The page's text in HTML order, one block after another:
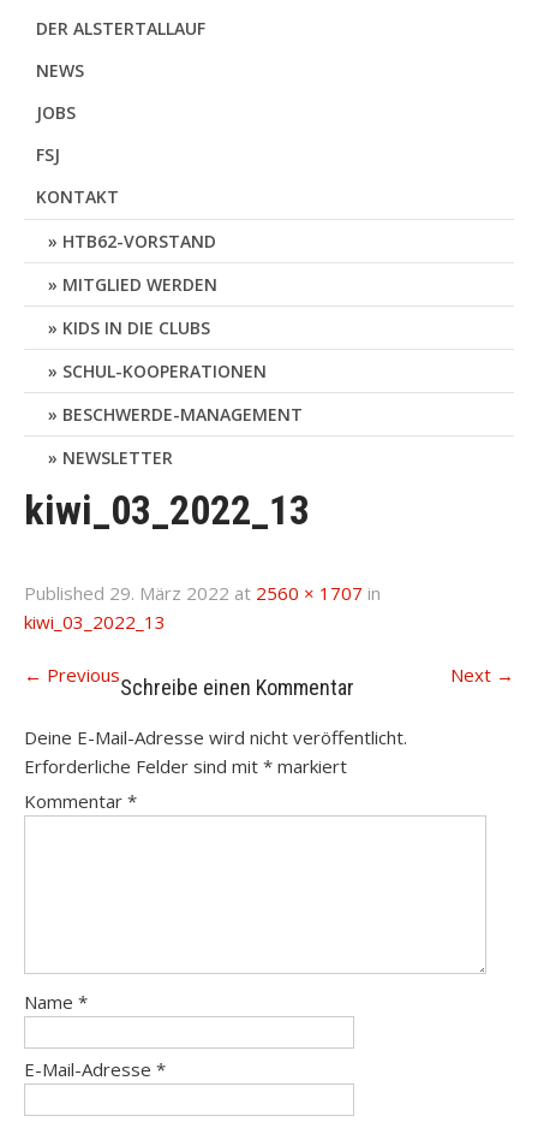
DER ALSTERTALLAUF
NEWS
JOBS
FSJ
KONTAKT
HTB62-VORSTAND
MITGLIED WERDEN
KIDS IN DIE CLUBS
SCHUL-KOOPERATIONEN
BESCHWERDE-MANAGEMENT
NEWSLETTER
kiwi_03_2022_13
Published 29. März 2022 at 2560 × 1707 in
kiwi_03_2022_13
← Previous Next →
Schreibe einen Kommentar
Deine E-Mail-Adresse wird nicht veröffentlicht.
Erforderliche Felder sind mit * markiert
Kommentar *
Name *
E-Mail-Adresse *